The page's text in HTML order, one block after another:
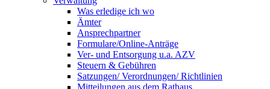
Was erledige ich wo
Ämter
Ansprechpartner
Formulare/Online-Anträge
Ver- und Entsorgung u.a. AZV
Steuern & Gebühren
Satzungen/ Verordnungen/ Richtlinien
Mitteilungen aus dem Rathaus